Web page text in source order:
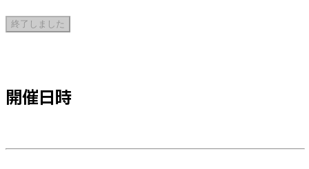
終了しました
開催日時